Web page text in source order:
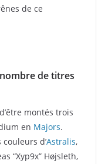
de ce
de titres
montés trois
en Majors.
d’Astralis,
“Xyp9x” Højsleth,